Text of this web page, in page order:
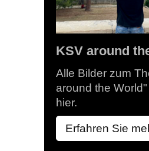
KSV around
Alle Bilder zum
around the
hier.
Erfahren Sie